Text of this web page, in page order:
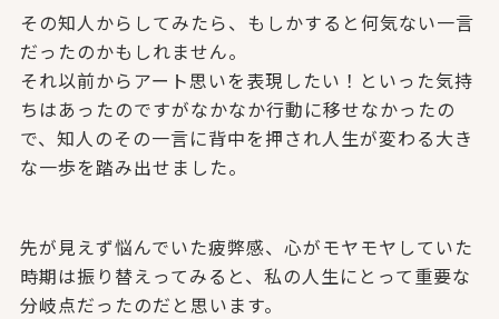
その知人からしてみたら、もしかすると何気ない一言
だったのかもしれません。
それ以前からアート思いを表現したい！といった気持
ちはあったのですがなかなか行動に移せなかったの
で、知人のその一言に背中を押され人生が変わる大き
な一歩を踏み出せました。
先が見えず悩んでいた疲弊感、心がモヤモヤしていた
時期は振り替えってみると、私の人生にとって重要な
分岐点だったのだと思います。